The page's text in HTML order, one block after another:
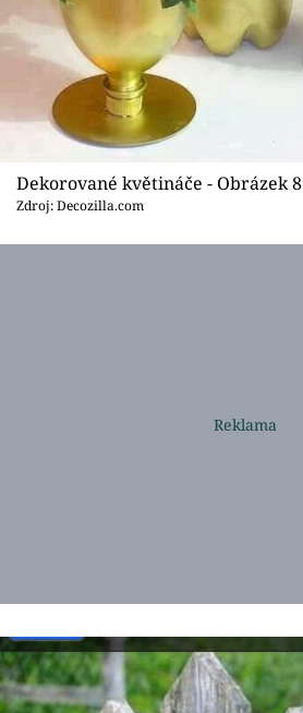
Dekorované květináče - Obrázek 8
Zdroj: Decozilla.com